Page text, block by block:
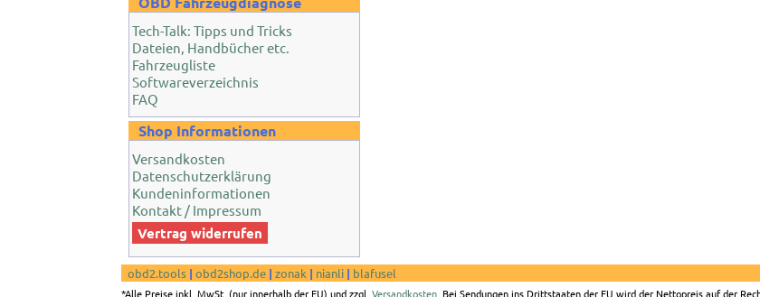
Tech-Talk: Tipps und Tricks
Dateien, Handbücher etc.
Fahrzeugliste
Softwareverzeichnis
FAQ
Shop Informationen
Versandkosten
Datenschutzerklärung
Kundeninformationen
Kontakt / Impressum
Vertrag widerrufen
obd2.tools |obd2shop.de |zonak | nianli | blafusel
*Alle Preise inkl. MwSt. (nur innerhalb der EU) und zzgl.Versandkosten . Bei Sendungen ins Drittstaaten der EU wird der Nettopreis auf der